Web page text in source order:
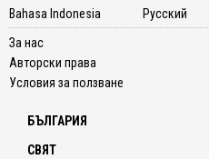
Bahasa Indonesia
Русский
За нас
Авторски права
Условия за ползване
БЪЛГАРИЯ
СВЯТ